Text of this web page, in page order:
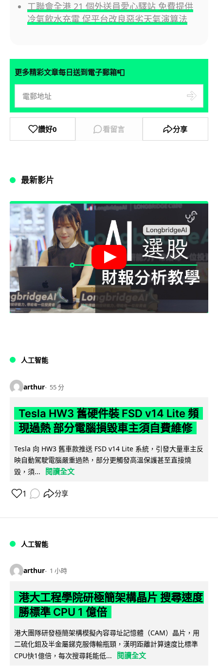
工聯會全港 21 個外送員愛心驛站 免費提供
冷氣飲水充電 促平台改良惡劣天氣演算法
更多精彩文章每日送到電子郵箱📮
讚好0 看留言 分享
最新影片
人工智能
arthur 55 分
Tesla HW3 舊硬件裝 FSD v14 Lite 頻
現過熱 部分電腦損毀車主須自費維修
Tesla 向 HW3 舊車款推送 FSD v14 Lite 系統，引發大量車主反
映自動駕駛電腦嚴重過熱，部分更觸發高溫保護甚至直接燒
毀，須...
閱讀全文
1 分享
人工智能
arthur 1 小時
港大工程學院研極簡架構晶片 搜尋速度
勝標準 CPU 1 億倍
港大團隊研發極簡架構模擬內容尋址記憶體（CAM）晶片，用
二硫化鉬及半金屬銻克服傳輸瓶頸，漢明距離計算速度比標準
CPU快1億倍，每次搜尋耗能低...
閱讀全文